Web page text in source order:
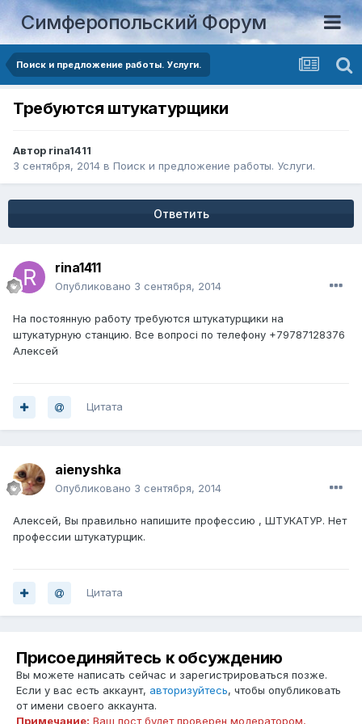
Симферопольский Форум
Поиск и предложение работы. Услуги.
Требуются штукатурщики
Автор rina1411
3 сентября, 2014 в Поиск и предложение работы. Услуги.
Ответить
rina1411
Опубликовано 3 сентября, 2014
На постоянную работу требуются штукатурщики на
штукатурную станцию. Все вопросі по телефону +79787128376
Алексей
Цитата
aienyshka
Опубликовано 3 сентября, 2014
Алексей, Вы правильно напишите профессию , ШТУКАТУР. Нет
профессии штукатурщик.
Цитата
Присоединяйтесь к обсуждению
Вы можете написать сейчас и зарегистрироваться позже.
Если у вас есть аккаунт, авторизуйтесь, чтобы опубликовать
от имени своего аккаунта.
Примечание: Ваш пост будет проверен модератором,